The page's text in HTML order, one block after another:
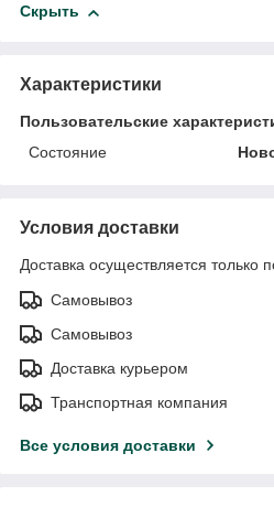
Скрыть
Характеристики
Пользовательские
Состояние
Условия доставки
Доставка осуществляется только
Самовывоз
Самовывоз
Доставка курьером
Транспортная компания
Все условия доставки